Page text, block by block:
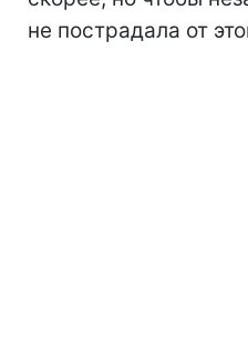
не пострадала от